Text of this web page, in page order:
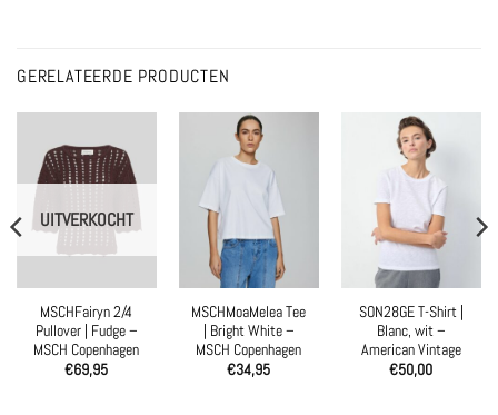
GERELATEERDE PRODUCTEN
UITVERKOCHT
MSCHFairyn 2/4
Pullover | Fudge –
MSCH Copenhagen
€69,95
MSCHMoaMelea Tee
| Bright White –
MSCH Copenhagen
€34,95
SON28GE T-Shirt |
Blanc, wit –
American Vintage
€50,00